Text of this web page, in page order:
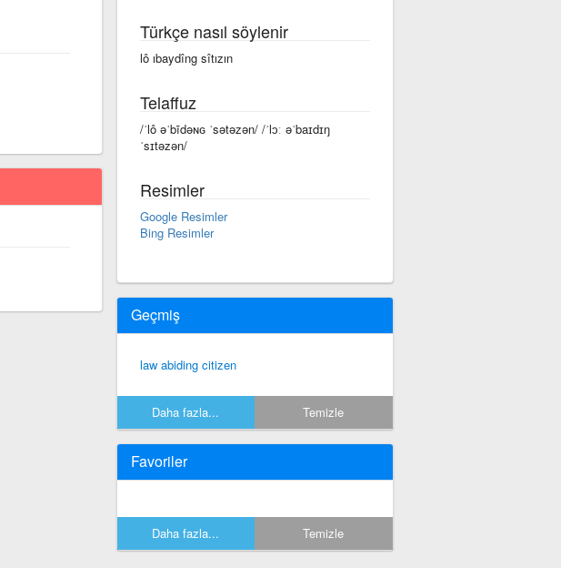
Türkçe nasıl söylenir
lô ıbaydîng sîtızın
Telaffuz
/ˈlô əˈbīdəɴɢ ˈsətəzən/ /ˈlɔː əˈbaɪdɪŋ
ˈsɪtəzən/
Resimler
Google Resimler
Bing Resimler
Geçmiş
law abiding citizen
Daha fazla... Temizle
Favoriler
Daha fazla... Temizle